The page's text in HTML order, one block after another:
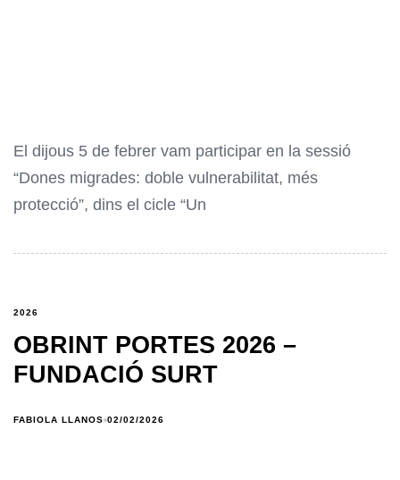
El dijous 5 de febrer vam participar en la sessió
“Dones migrades: doble vulnerabilitat, més
protecció”, dins el cicle “Un
2026
OBRINT PORTES 2026 –
FUNDACIÓ SURT
FABIOLA LLANOS 02/02/2026